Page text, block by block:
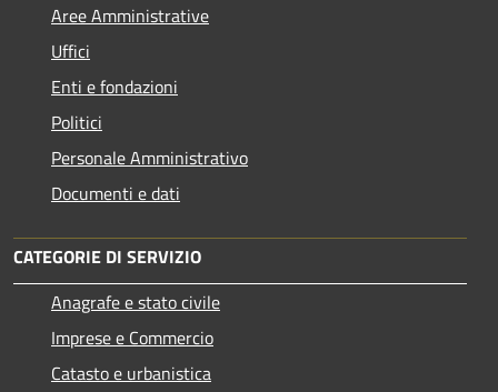
Aree Amministrative
Uffici
Enti e fondazioni
Politici
Personale Amministrativo
Documenti e dati
CATEGORIE DI SERVIZIO
Anagrafe e stato civile
Imprese e Commercio
Catasto e urbanistica